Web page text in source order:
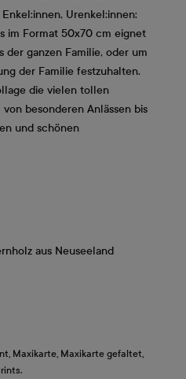
Urenkel:innen:
im Format 50x70 cm eignet
der ganzen Familie, oder um
der Familie festzuhalten.
die vielen tollen
besonderen Anlässen bis
und schönen
aus Neuseeland
Maxikarte, Maxikarte gefaltet,